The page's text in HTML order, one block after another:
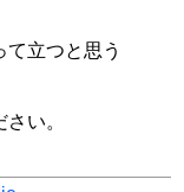
立つと思う
い。